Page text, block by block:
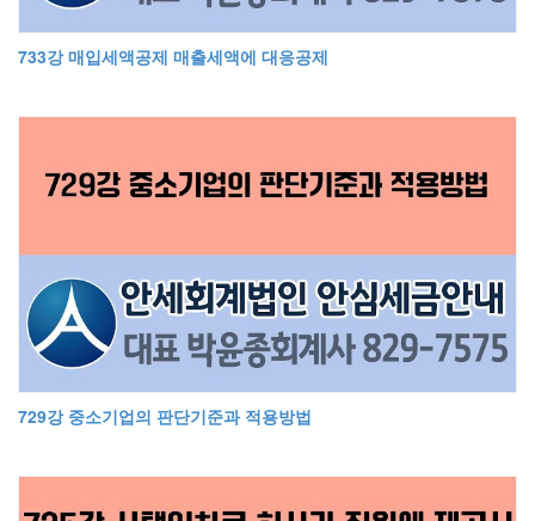
733강 매입세액공제 매출세액에 대응공제
729강 중소기업의 판단기준과 적용방법